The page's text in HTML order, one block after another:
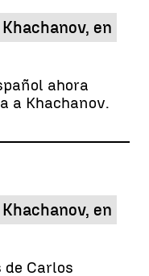
en
ahora
a Khachanov.
en
Carlos